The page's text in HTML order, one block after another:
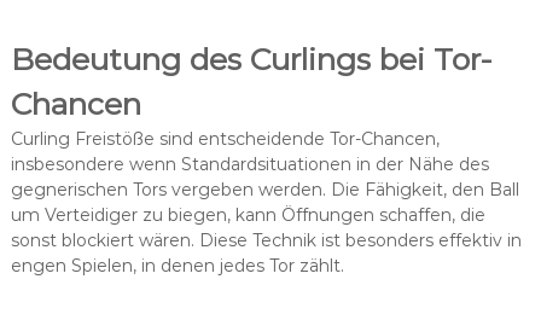
Bedeutung des Curlings bei Tor-
Chancen
Curling Freistöße sind entscheidende Tor-Chancen,
insbesondere wenn Standardsituationen in der Nähe des
gegnerischen Tors vergeben werden. Die Fähigkeit, den Ball
um Verteidiger zu biegen, kann Öffnungen schaffen, die
sonst blockiert wären. Diese Technik ist besonders effektiv in
engen Spielen, in denen jedes Tor zählt.